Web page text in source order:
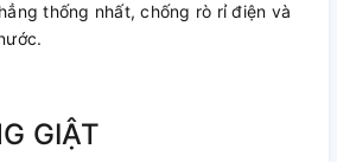
thống nhất, chống rò rỉ điện và
GIẬT